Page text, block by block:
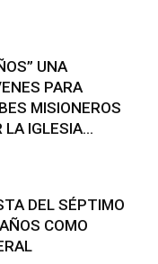
UNA
PARA
MISIONEROS
LA IGLESIA...
DEL SÉPTIMO
COMO